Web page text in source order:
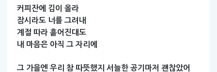
커피잔에 김이
올라
잠시라도 너를 그려내
계절 따라 흩어진대도
내 마음은 아직 그 자리에
그 가을엔 우리 참 따뜻했지 서늘한 공기마저 괜찮았어